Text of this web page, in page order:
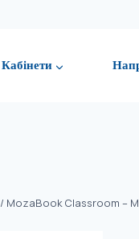
Кабінети
/ MozaBook Classroom –